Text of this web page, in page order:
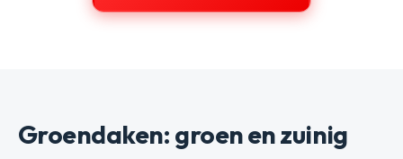
Groendaken: groen en zuinig